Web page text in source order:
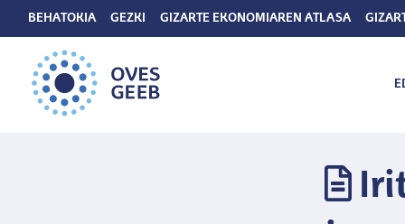
BEHATOKIA GEZKI GIZARTE EKONOMIAREN ATLASA